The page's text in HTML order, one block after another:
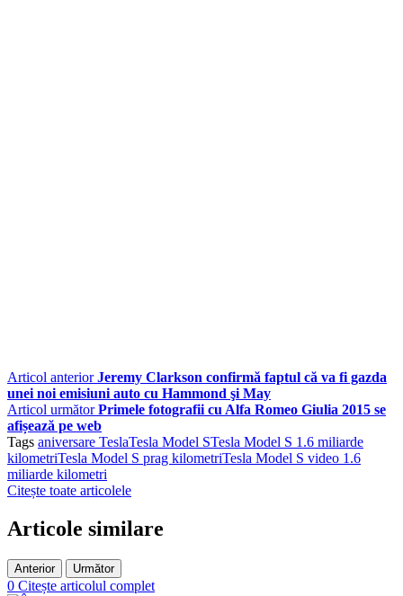
Articol anterior Jeremy Clarkson confirmă faptul că va fi gazda
unei noi emisiuni auto cu Hammond şi May
Articol următor Primele fotografii cu Alfa Romeo Giulia 2015 se
afișează pe web
Tags aniversare TeslaTesla Model STesla Model S 1.6 miliarde
kilometriTesla Model S prag kilometriTesla Model S video 1.6
miliarde kilometri
Citește toate articolele
Articole similare
Anterior Următor
0 Citește articolul complet